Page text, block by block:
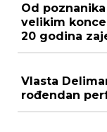
Od
velikim
20 godina
Vlasta
rođendan